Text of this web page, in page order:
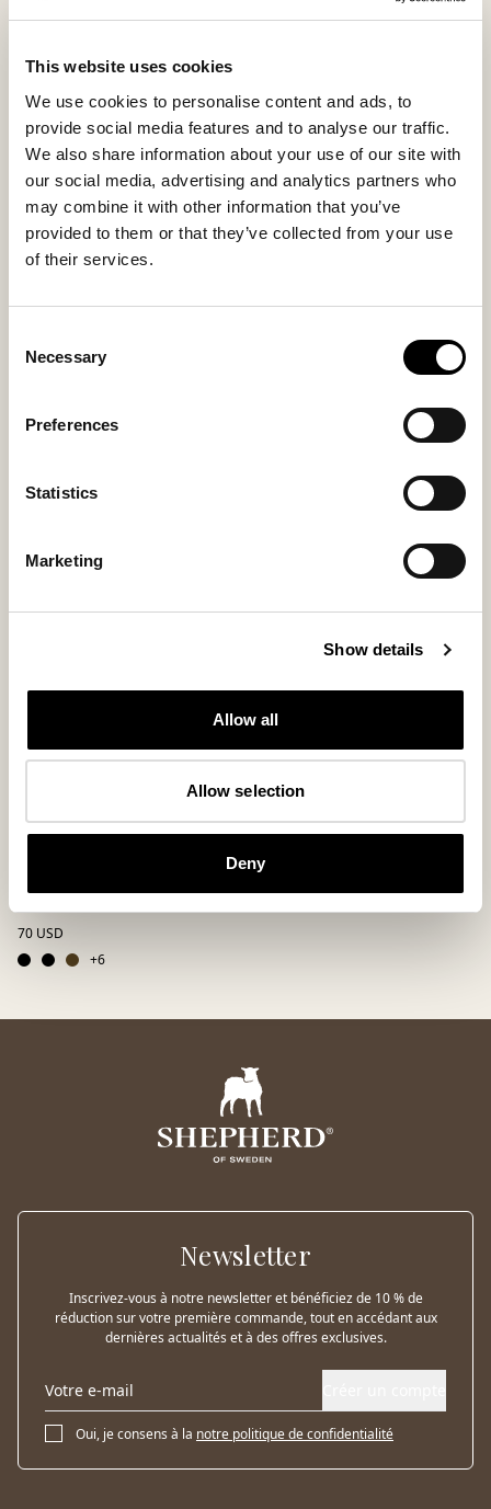
This website uses cookies
We use cookies to personalise content and ads, to
provide social media features and to analyse our traffic.
We also share information about your use of our site with
our social media, advertising and analytics partners who
may combine it with other information that you’ve
provided to them or that they’ve collected from your use
of their services.
Selection
Necessary
Preferences
Statistics
Marketing
Show details
Allow all
Allow selection
Deny
Avec ses dimensions d’environ 40 x 40 cm, le coussin
trouve sa place dans les différentes pièces de la
maison. La face inférieure en tissu tissé antidérapant
permet au coussin de rester bien en place.
Les variations dans la laine, la texture et la teinte
rendent chaque coussin de chaise unique en plus de
renforcer le côté naturel de la matière. L’épaisseur est
d’environ 3 cm.
Vous aimerez peut-être aussi
70 USD
+6
Newsletter
Inscrivez-vous à notre newsletter et bénéficiez de 10 % de
réduction sur votre première commande, tout en accédant aux
dernières actualités et à des offres exclusives.
Oui, je consens à la notre politique de confidentialité